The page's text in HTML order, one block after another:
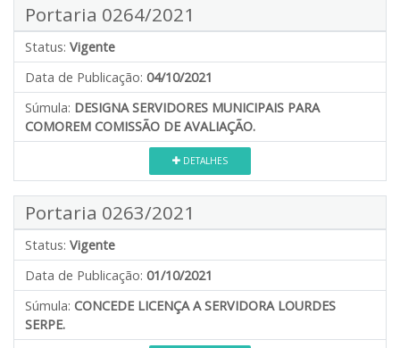
Portaria 0264/2021
Status: Vigente
Data de Publicação: 04/10/2021
Súmula: DESIGNA SERVIDORES MUNICIPAIS PARA
COMOREM COMISSÃO DE AVALIAÇÃO.
DETALHES
Portaria 0263/2021
Status: Vigente
Data de Publicação: 01/10/2021
Súmula: CONCEDE LICENÇA A SERVIDORA LOURDES
SERPE.